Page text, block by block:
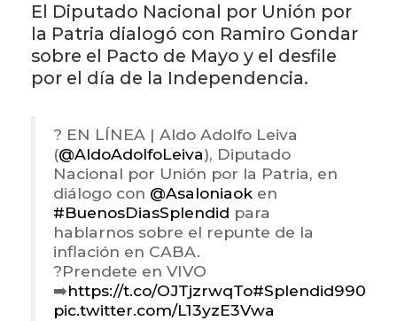
El Diputado Nacional por Unión por
la Patria dialogó con Ramiro Gondar
sobre el Pacto de Mayo y el desfile
por el día de la Independencia.
? EN LÍNEA | Aldo Adolfo Leiva
(@AldoAdolfoLeiva), Diputado
Nacional por Unión por la Patria, en
diálogo con @Asaloniaok en
#BuenosDiasSplendid para
hablarnos sobre el repunte de la
inflación en CABA.
?Prendete en VIVO
➡️https://t.co/OJTjzrwqTo#Splendid990
pic.twitter.com/L13yzE3Vwa